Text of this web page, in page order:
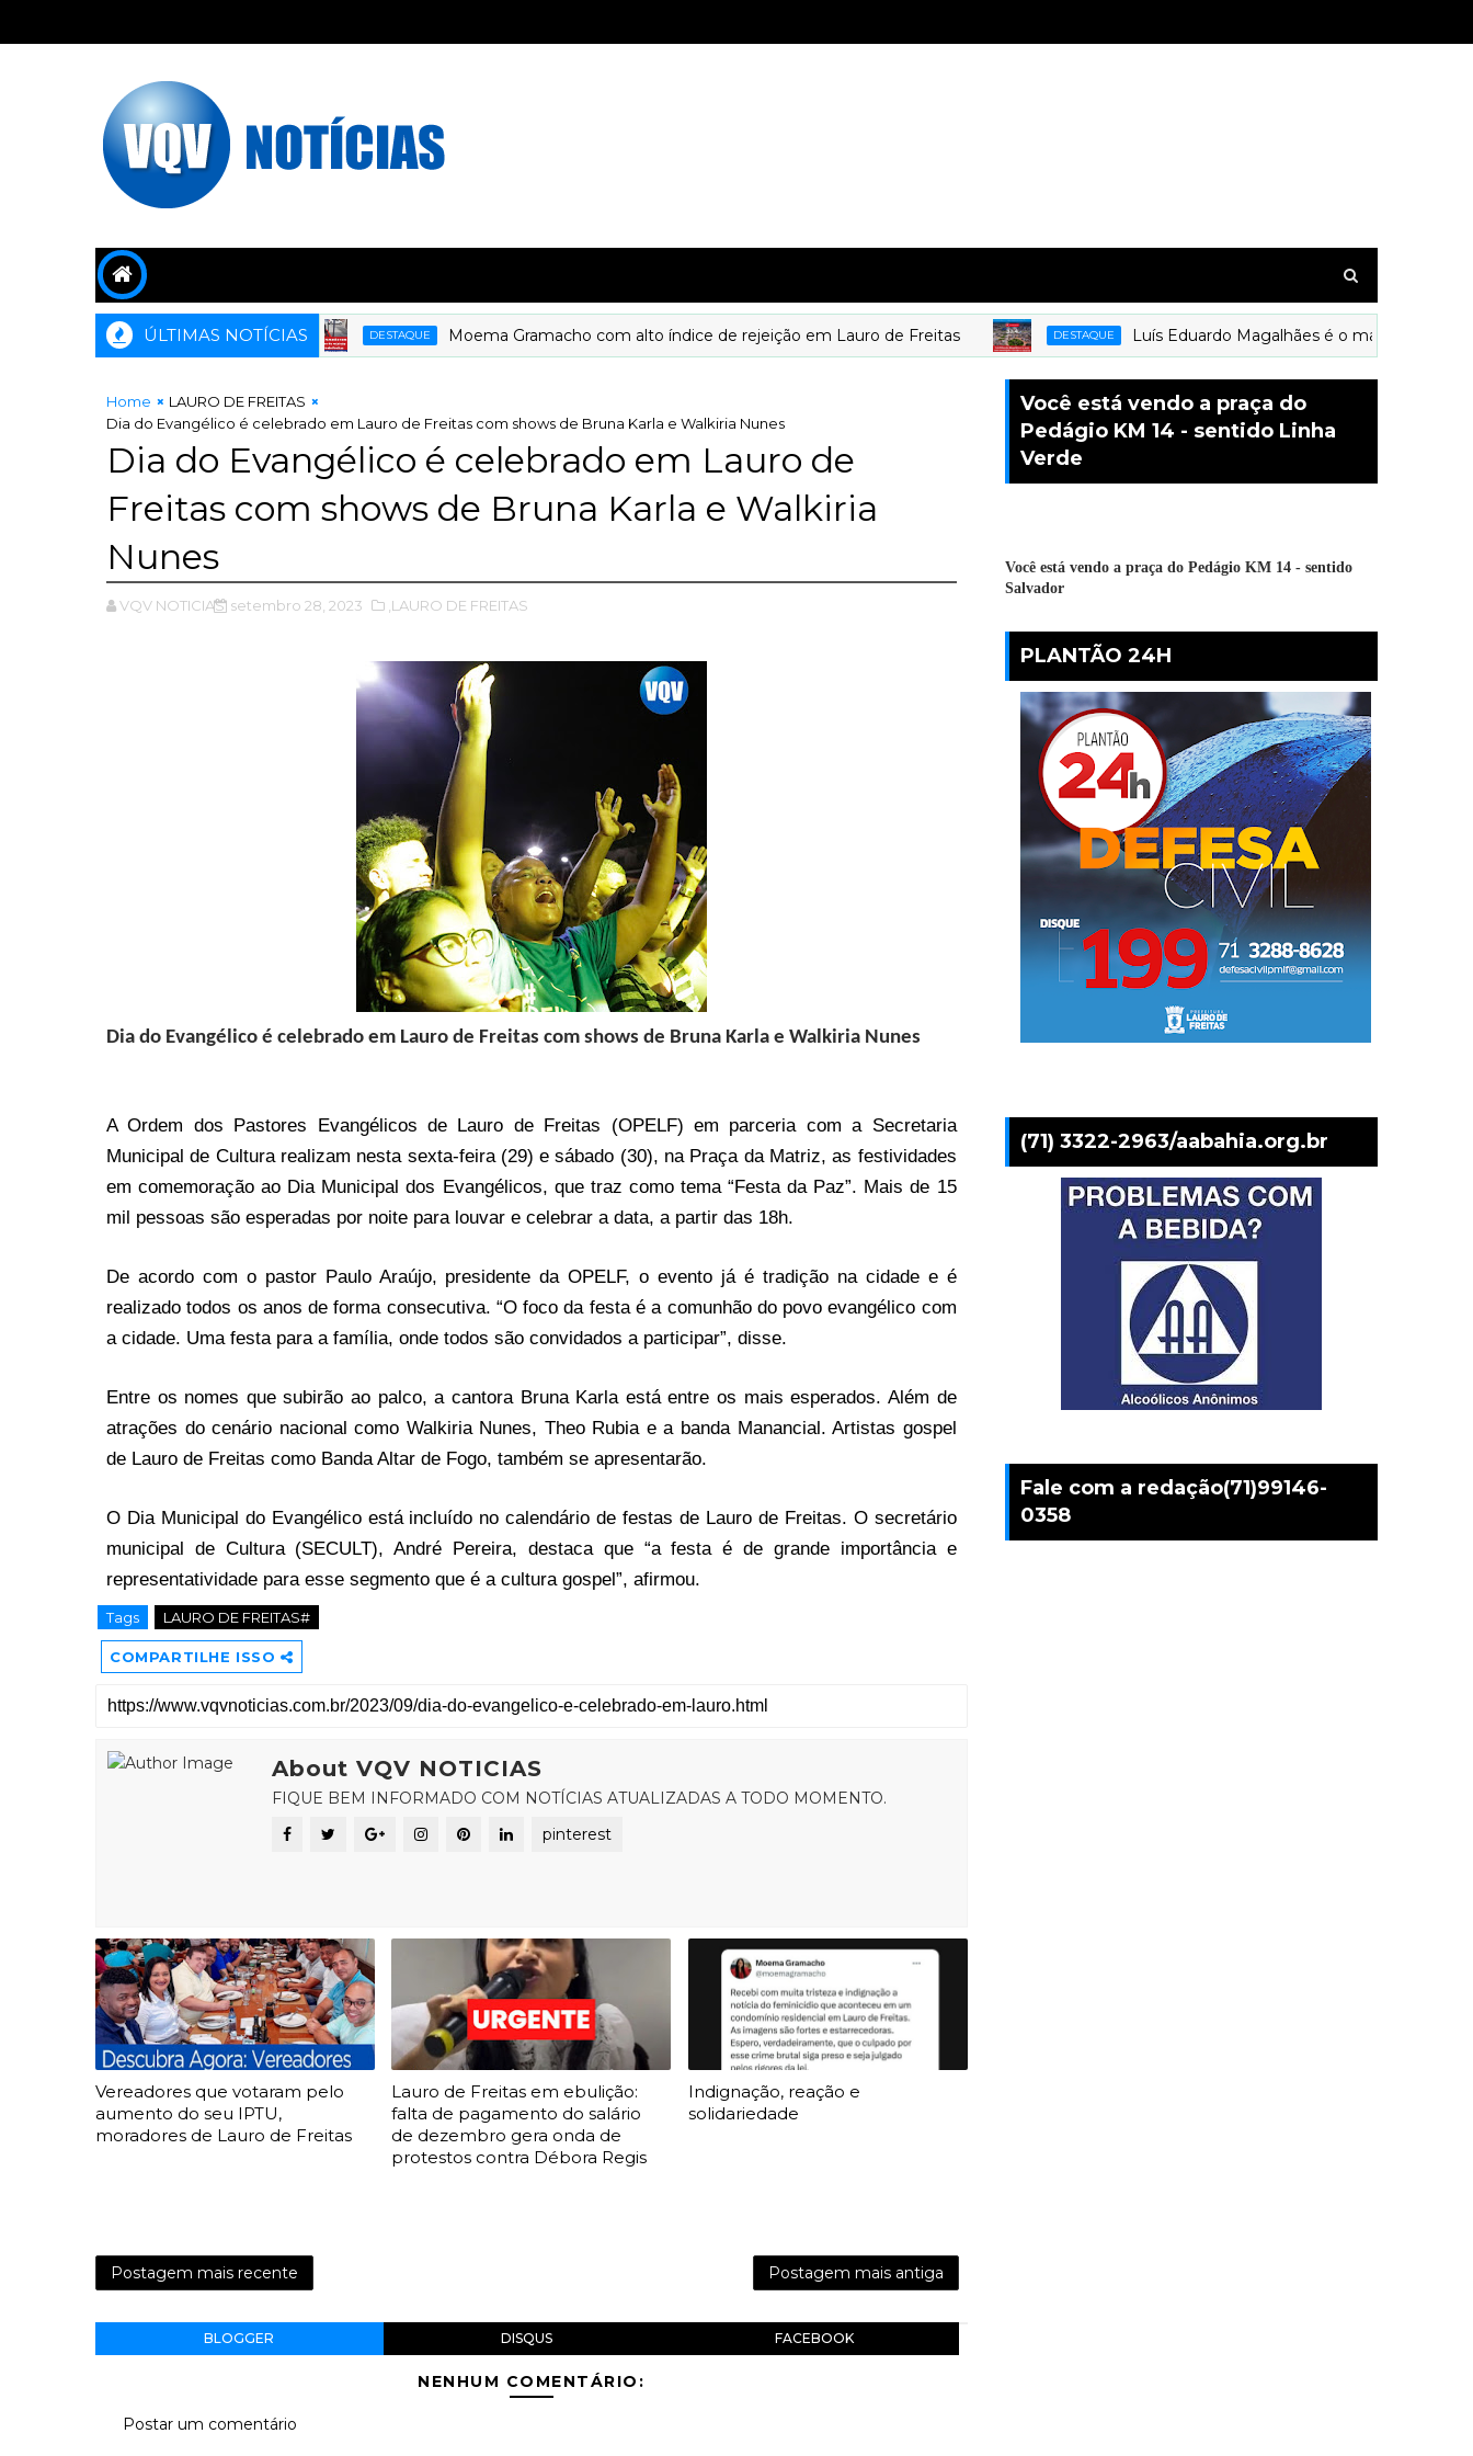
ÚLTIMAS NOTÍCIAS DESTAQUE Moema Gramacho com alto índice de rejeição em Lauro de Freitas DESTAQUE Luís Eduardo Magalhães é o mais novo
Home
LAURO DE FREITAS
Dia do Evangélico é celebrado em Lauro de Freitas com shows de Bruna Karla e Walkiria Nunes
Dia do Evangélico é celebrado em Lauro de
Freitas com shows de Bruna Karla e Walkiria
Nunes
VQV NOTICIAS setembro 28, 2023 ,LAURO DE FREITAS
Dia do Evangélico é celebrado em Lauro de Freitas com shows de Bruna Karla e Walkiria Nunes
A Ordem dos Pastores Evangélicos de Lauro de Freitas (OPELF) em parceria com a Secretaria
Municipal de Cultura realizam nesta sexta-feira (29) e sábado (30), na Praça da Matriz, as festividades
em comemoração ao Dia Municipal dos Evangélicos, que traz como tema “Festa da Paz”. Mais de 15
mil pessoas são esperadas por noite para louvar e celebrar a data, a partir das 18h.
De acordo com o pastor Paulo Araújo, presidente da OPELF, o evento já é tradição na cidade e é
realizado todos os anos de forma consecutiva. “O foco da festa é a comunhão do povo evangélico com
a cidade. Uma festa para a família, onde todos são convidados a participar”, disse.
Entre os nomes que subirão ao palco, a cantora Bruna Karla está entre os mais esperados. Além de
atrações do cenário nacional como Walkiria Nunes, Theo Rubia e a banda Manancial. Artistas gospel
de Lauro de Freitas como Banda Altar de Fogo, também se apresentarão.
O Dia Municipal do Evangélico está incluído no calendário de festas de Lauro de Freitas. O secretário
municipal de Cultura (SECULT), André Pereira, destaca que “a festa é de grande importância e
representatividade para esse segmento que é a cultura gospel”, afirmou.
Tags LAURO DE FREITAS#
COMPARTILHE ISSO
About VQV NOTICIAS
FIQUE BEM INFORMADO COM NOTÍCIAS ATUALIZADAS A TODO MOMENTO.
pinterest
Vereadores que votaram pelo
aumento do seu IPTU,
moradores de Lauro de Freitas
Lauro de Freitas em ebulição:
falta de pagamento do salário
de dezembro gera onda de
protestos contra Débora Regis
Indignação, reação e
solidariedade
Postagem mais recente Postagem mais antiga
BLOGGER DISQUS FACEBOOK
NENHUM COMENTÁRIO:
Postar um comentário
Você está vendo a praça do
Pedágio KM 14 - sentido Linha
Verde
Você está vendo a praça do Pedágio KM 14 - sentido
Salvador
PLANTÃO 24H
(71) 3322-2963/aabahia.org.br
Fale com a redação(71)99146-
0358